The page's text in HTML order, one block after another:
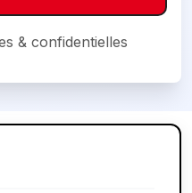
& confidentielles